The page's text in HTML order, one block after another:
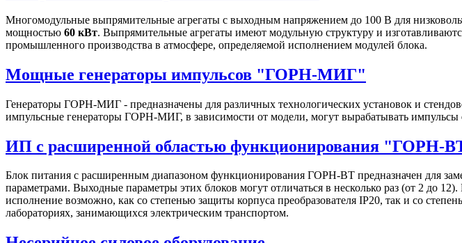
Многомодульные выпрямительные агрегаты с выходным напряжением до 100 В для
мощностью 60 кВт. Выпрямительные агрегаты имеют модульную структуру и
промышленного производства в атмосфере, определяемой исполнением модулей блока.
Мощные генераторы импульсов "ГОРН-МИГ"
Генераторы ГОРН-МИГ - предназначены для различных технологических установок и
импульсные генераторы ГОРН-МИГ, в зависимости от модели, могут вырабатывать
ИП с расширенной областью функционирования "ГОРН-
Блок питания с расширенным диапазоном функционирования ГОРН-ВТ предназначен для
параметрами. Выходные параметры этих блоков могут отличаться в несколько раз (от 2 до
исполнение возможно, как со степенью защиты корпуса преобразователя IP20, так и со
лабораториях, занимающихся электрическим транспортом.